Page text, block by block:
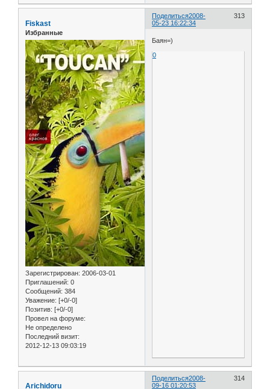
Поделиться 313
2008-
05-23 16:22:34
Fiskast
Избранные
Зарегистрирован: 2006-03-01
Приглашений: 0
Сообщений: 384
Уважение: [+0/-0]
Позитив: [+0/-0]
Провел на форуме:
Не определено
Последний визит:
2012-12-13 09:03:19
Баян=)
0
Поделиться 314
2008-
09-16 01:20:53
Arichidoru